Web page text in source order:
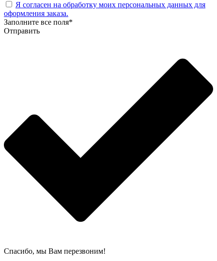
Я согласен на обработку моих персональных данных для
оформления заказа.
Заполните все поля*
Отправить
Спасибо, мы Вам перезвоним!